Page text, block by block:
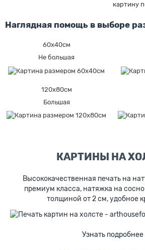
картину
Наглядная помощь в выборе
60х40см
Не большая
120х80см
Большая
КАРТИНЫ НА
Высококачественная печать на
премиум класса, натяжка на
толщиной от 2 см, удобное
Узнать подробнее